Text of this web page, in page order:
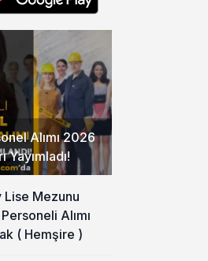
Alımı 2026
Yayımladı!
Lise Mezunu
Alımı
( Hemşire )